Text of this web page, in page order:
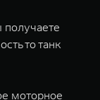
то танк
моторное